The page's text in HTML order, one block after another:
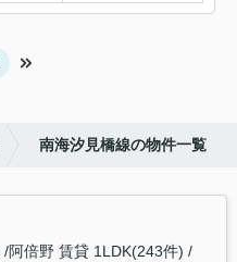
南海汐見橋線の物件一覧
阿倍野 賃貸 1LDK(243件)